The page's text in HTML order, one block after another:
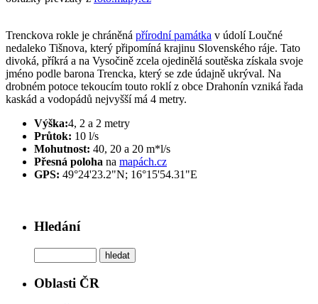
Trenckova rokle je chráněná přírodní památka v údolí Loučné
nedaleko Tišnova, který připomíná krajinu Slovenského ráje. Tato
divoká, příkrá a na Vysočině zcela ojedinělá soutěska získala svoje
jméno podle barona Trencka, který se zde údajně ukrýval. Na
drobném potoce tekoucím touto roklí z obce Drahonín vzniká řada
kaskád a vodopádů nejvyšší má 4 metry.
Výška:4, 2 a 2 metry
Průtok: 10 l/s
Mohutnost: 40, 20 a 20 m*l/s
Přesná poloha na mapách.cz
GPS: 49°24'23.2"N; 16°15'54.31"E
Hledání
Oblasti ČR